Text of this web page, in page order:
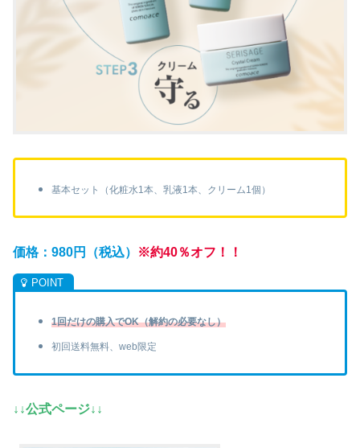
基本セット（化粧水1本、乳液1本、クリーム1個）
価格：980円（税込） ※約40％オフ ！！
1回だけの購入でOK（解約の必要なし）
初回送料無料、web限定
↓↓公式ページ↓↓